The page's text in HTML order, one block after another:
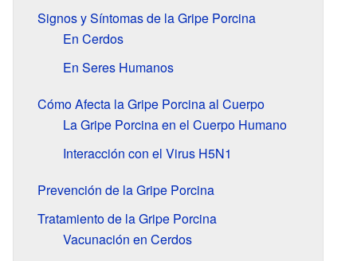
Signos y Síntomas de la Gripe Porcina
En Cerdos
En Seres Humanos
Cómo Afecta la Gripe Porcina al Cuerpo
La Gripe Porcina en el Cuerpo Humano
Interacción con el Virus H5N1
Prevención de la Gripe Porcina
Tratamiento de la Gripe Porcina
Vacunación en Cerdos